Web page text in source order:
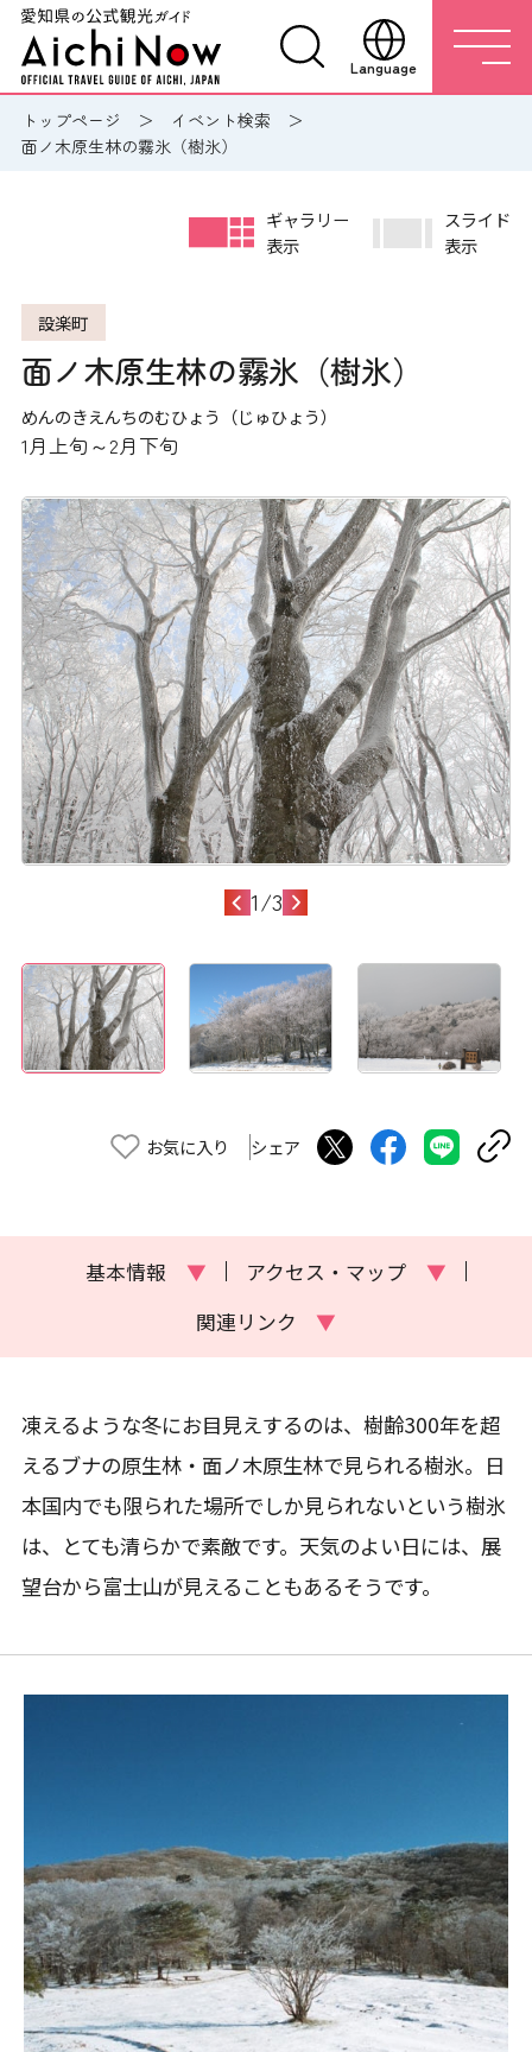
Language
トップページ
イベント検索
面ノ木原生林の霧氷（樹氷）
設楽町
面ノ木原生林の霧氷（樹氷）
めんのきえんちのむひょう（じゅひょう）
1月上旬～2月下旬
ギャラリー
表示
スライド
表示
1/3
お気に入り シェア
基本情報 ▼ アクセス・マップ
▼
関連リンク
▼
凍えるような冬にお目見えするのは、樹齢300年を超
えるブナの原生林・面ノ木原生林で見られる樹氷。日
本国内でも限られた場所でしか見られないという樹氷
は、とても清らかで素敵です。天気のよい日には、展
望台から富士山が見えることもあるそうです。